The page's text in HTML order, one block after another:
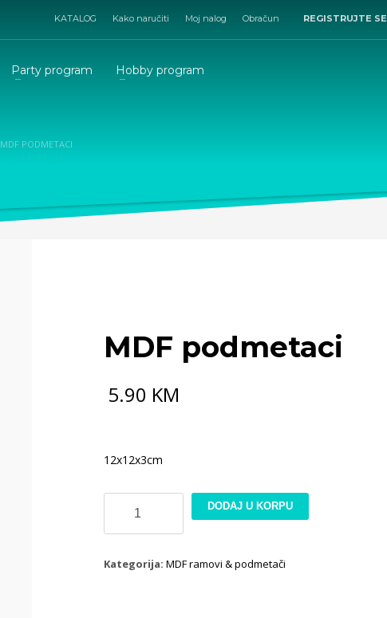
KATALOG Kako naručiti Moj nalog Obračun REGISTRUJTE SE
Party program Hobby program
MDF PODMETACI
MDF podmetaci
5.90 KM
12x12x3cm
podmetaci
količina
DODAJ U KORPU
Kategorija: MDF ramovi & podmetači